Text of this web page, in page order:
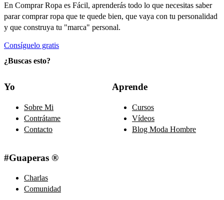
En Comprar Ropa es Fácil, aprenderás todo lo que necesitas saber
parar comprar ropa que te quede bien, que vaya con tu personalidad
y que construya tu "marca" personal.
Consíguelo gratis
¿Buscas esto?
Yo
Sobre Mi
Contrátame
Contacto
Aprende
Cursos
Vídeos
Blog Moda Hombre
#Guaperas ®
Charlas
Comunidad